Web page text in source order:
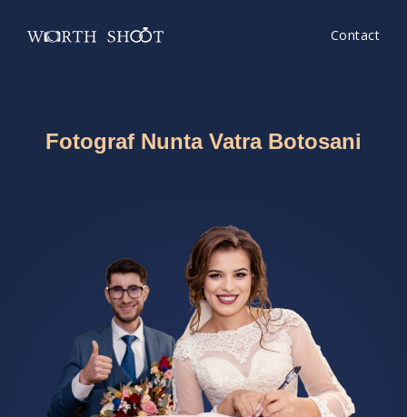
Contact
Fotograf Nunta Vatra Botosani